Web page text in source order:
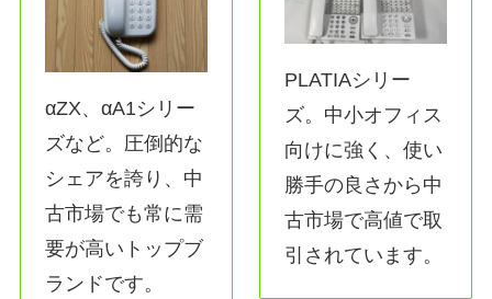
αZX、αA1シリー
ズなど。圧倒的な
シェアを誇り、中
古市場でも常に需
要が高いトップブ
ランドです。
PLATIAシリー
ズ。中小オフィス
向けに強く、使い
勝手の良さから中
古市場で高値で取
引されています。